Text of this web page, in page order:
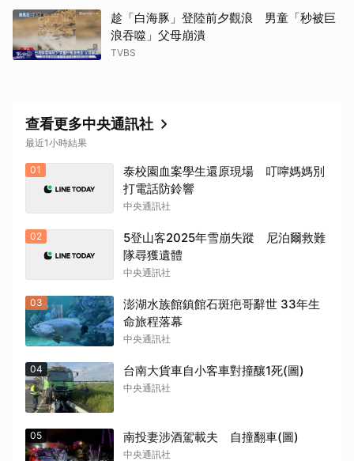
趁「白海豚」登陸前夕觀浪 男童「秒被巨
浪吞噬」父母崩潰
TVBS
查看更多中央通訊社
最近1小時結果
01
泰校園血案學生還原現場 叮嚀媽媽別
打電話防鈴響
中央通訊社
02
5登山客2025年雪崩失蹤 尼泊爾救難
隊尋獲遺體
中央通訊社
03
澎湖水族館鎮館石斑疤哥辭世 33年生
命旅程落幕
中央通訊社
04 台南大貨車自小客車對撞釀1死(圖)
中央通訊社
05 南投妻涉酒駕載夫 自撞翻車(圖)
中央通訊社